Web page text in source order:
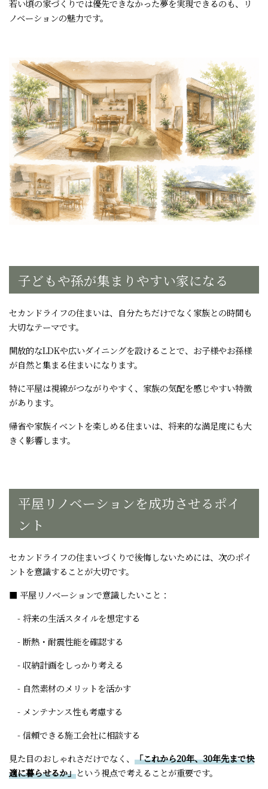
若い頃の家づくりでは優先できなかった夢を実現できるのも、リ
ノベーションの魅力です。
子どもや孫が集まりやすい家になる
セカンドライフの住まいは、自分たちだけでなく家族との時間も
大切なテーマです。
開放的なLDKや広いダイニングを設けることで、お子様やお孫様
が自然と集まる住まいになります。
特に平屋は視線がつながりやすく、家族の気配を感じやすい特徴
があります。
帰省や家族イベントを楽しめる住まいは、将来的な満足度にも大
きく影響します。
平屋リノベーションを成功させるポイ
ント
セカンドライフの住まいづくりで後悔しないためには、次のポイ
ントを意識することが大切です。
■ 平屋リノベーションで意識したいこと：
- 将来の生活スタイルを想定する
- 断熱・耐震性能を確認する
- 収納計画をしっかり考える
- 自然素材のメリットを活かす
- メンテナンス性も考慮する
- 信頼できる施工会社に相談する
見た目のおしゃれさだけでなく、 「これから20年、30年先まで快
適に暮らせるか」という視点で考えることが重要です。